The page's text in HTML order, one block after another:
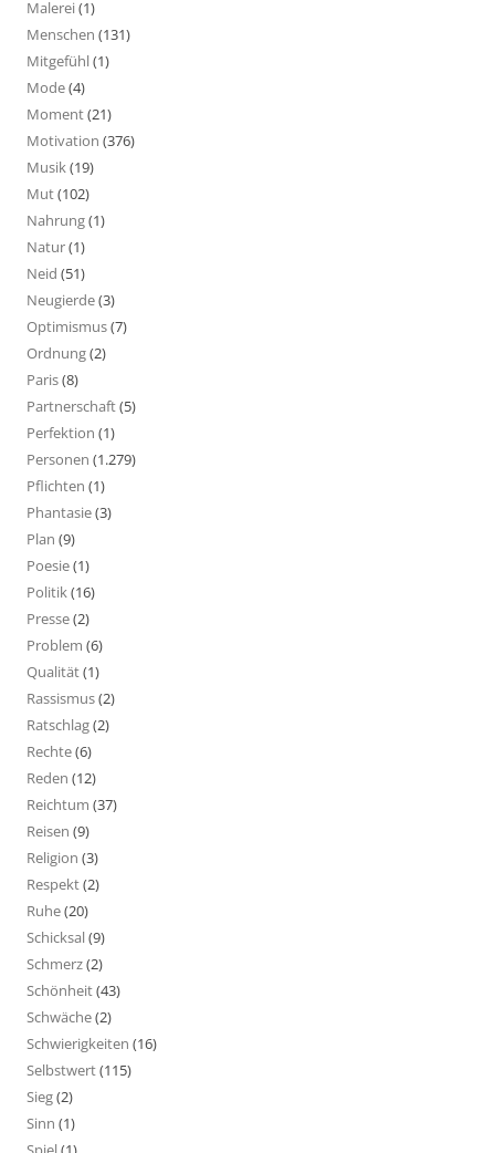
Malerei(1)
Menschen (131)
Mitgefühl(1)
Mode(4)
Moment(21)
Motivation (376)
Musik(19)
Mut(102)
Nahrung(1)
Natur(1)
Neid (51)
Neugierde(3)
Optimismus(7)
Ordnung(2)
Paris(8)
Partnerschaft(5)
Perfektion (1)
Personen (1.279)
Pflichten (1)
Phantasie(3)
Plan (9)
Poesie(1)
Politik(16)
Presse(2)
Problem (6)
Qualität(1)
Rassismus(2)
Ratschlag(2)
Rechte(6)
Reden (12)
Reichtum (37)
Reisen (9)
Religion (3)
Respekt(2)
Ruhe(20)
Schicksal(9)
Schmerz(2)
Schönheit(43)
Schwäche(2)
Schwierigkeiten (16)
Selbstwert(115)
Sieg(2)
Sinn (1)